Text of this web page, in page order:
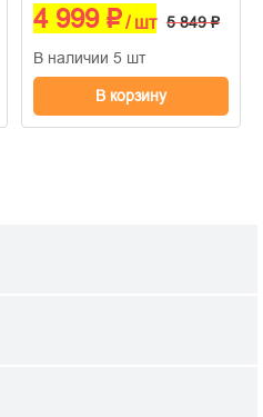
4 999 ₽/ шт 5 849 ₽
В наличии 5 шт
В корзину